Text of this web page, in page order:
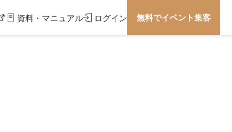
資料・マニュアル ログイン 無料でイベント集客